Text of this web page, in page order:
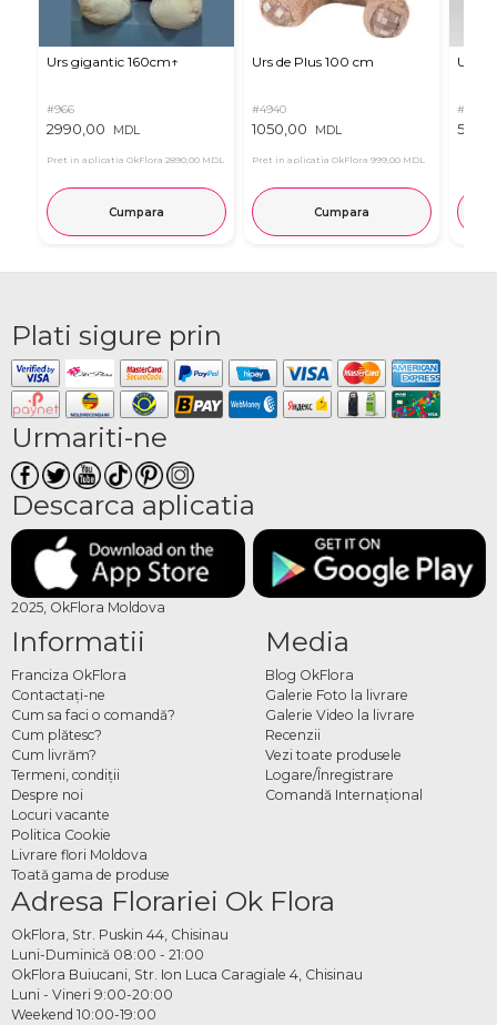
Urs gigantic 160cm↑
#966
2990,00 MDL
Pret in aplicatia OkFlora 2890,00 MDL
Cumpara
Urs de Plus 100 cm
#4940
1050,00 MDL
Pret in aplicatia OkFlora 999,00 MDL
Cumpara
Urs
#11
Plati sigure prin
Urmariti-ne
Descarca aplicatia
2025, OkFlora Moldova
Informatii
Franciza OkFlora
Contactaţi-ne
Cum sa faci o comandă?
Cum plătesc?
Cum livrăm?
Termeni, condiţii
Despre noi
Locuri vacante
Politica Cookie
Livrare flori Moldova
Toată gama de produse
Media
Blog OkFlora
Galerie Foto la livrare
Galerie Video la livrare
Recenzii
Vezi toate produsele
Logare/Înregistrare
Comandă Internațional
Adresa Florariei Ok Flora
OkFlora, Str. Puskin 44, Chisinau
Luni-Duminică 08:00 - 21:00
OkFlora Buiucani, Str. Ion Luca Caragiale 4, Chisinau
Luni - Vineri 9:00-20:00
Weekend 10:00-19:00